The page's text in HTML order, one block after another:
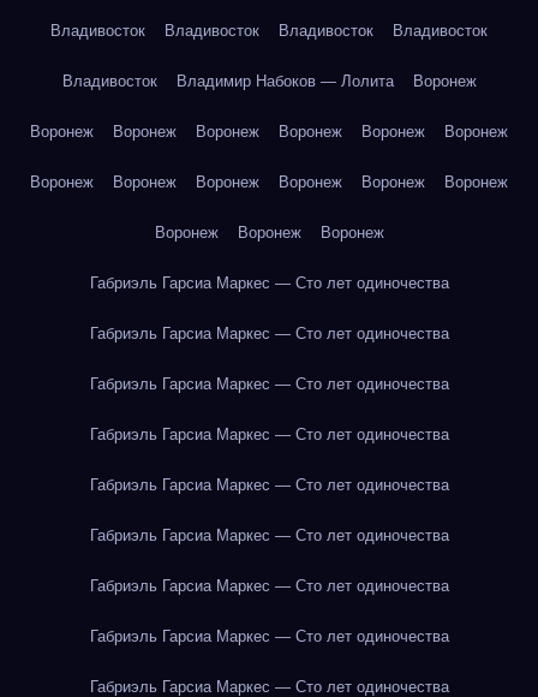
Владивосток Владивосток Владивосток Владивосток
Владивосток Владимир Набоков — Лолита Воронеж
Воронеж Воронеж Воронеж Воронеж Воронеж Воронеж
Воронеж Воронеж Воронеж Воронеж Воронеж Воронеж
Воронеж Воронеж Воронеж
Габриэль Гарсиа Маркес — Сто лет одиночества
Габриэль Гарсиа Маркес — Сто лет одиночества
Габриэль Гарсиа Маркес — Сто лет одиночества
Габриэль Гарсиа Маркес — Сто лет одиночества
Габриэль Гарсиа Маркес — Сто лет одиночества
Габриэль Гарсиа Маркес — Сто лет одиночества
Габриэль Гарсиа Маркес — Сто лет одиночества
Габриэль Гарсиа Маркес — Сто лет одиночества
Габриэль Гарсиа Маркес — Сто лет одиночества